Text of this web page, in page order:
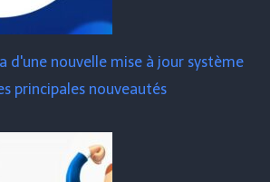
d'une nouvelle mise à jour système
principales nouveautés